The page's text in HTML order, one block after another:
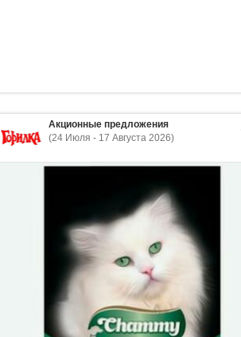
Акционные предложения
(24 Июля - 17 Августа 2026)